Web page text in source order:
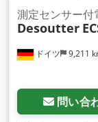
ドイツ 9,211
測定センサー付
Desoutter
問い合